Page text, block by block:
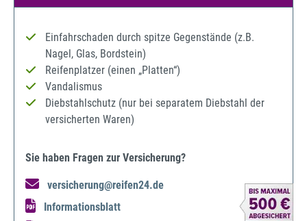
Einfahrschaden durch spitze Gegenstände (z.B.
Nagel, Glas, Bordstein)
Reifenplatzer (einen „Platten“)
Vandalismus
Diebstahlschutz (nur bei separatem Diebstahl der
versicherten Waren)
Sie haben Fragen zur Versicherung?
versicherung@reifen24.de
Informationsblatt